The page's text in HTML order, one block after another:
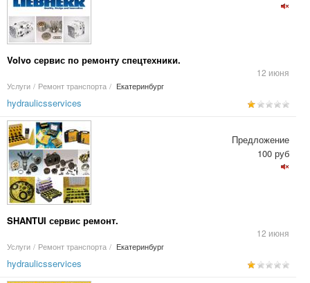
Volvo сервис по ремонту спецтехники.
12 июня
Услуги / Ремонт транспорта / Екатеринбург
hydraulicsservices
SHANTUI сервис ремонт.
12 июня
Услуги / Ремонт транспорта / Екатеринбург
Предложение
100 руб
hydraulicsservices